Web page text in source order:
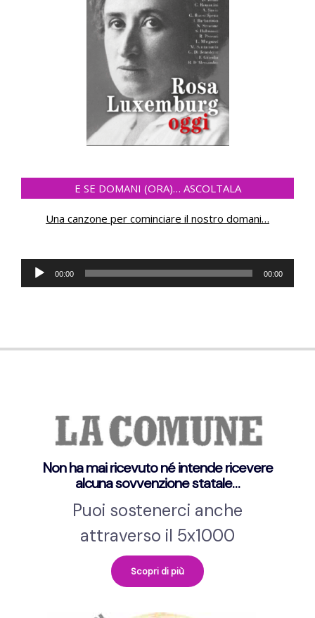
E SE DOMANI (ORA)… ASCOLTALA
Una canzone per cominciare il nostro domani…
Audio
Player
00:00 00:00
Non ha mai ricevuto né intende ricevere
alcuna sovvenzione statale…
Puoi sostenerci anche
attraverso il 5x1000
Scopri di più